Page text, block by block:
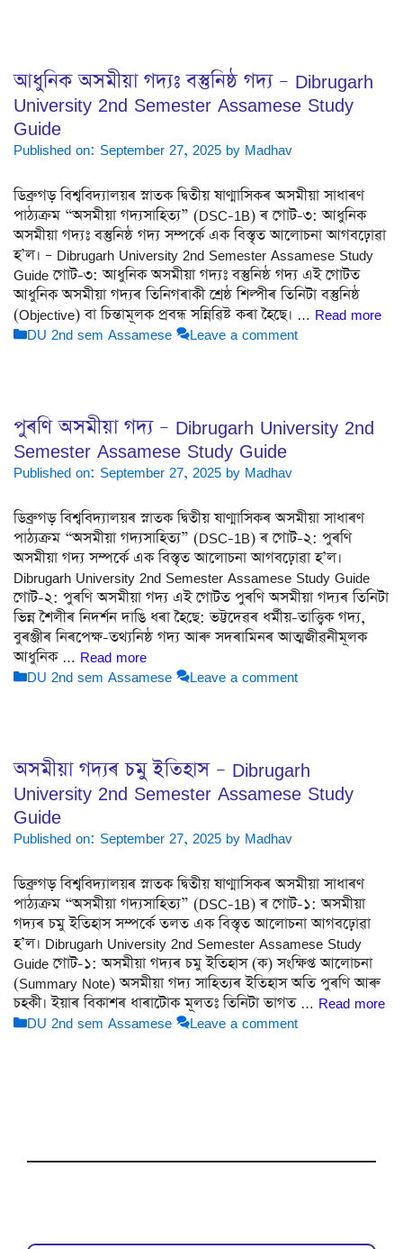
আধুনিক অসমীয়া গদ্যঃ বস্তুনিষ্ঠ গদ্য – Dibrugarh
University 2nd Semester Assamese Study
Guide
Published on: September 27, 2025 by Madhav
ডিব্ৰুগড় বিশ্ববিদ্যালয়ৰ স্নাতক দ্বিতীয় ষাণ্মাসিকৰ অসমীয়া সাধাৰণ
পাঠ্যক্ৰম “অসমীয়া গদ্যসাহিত্য” (DSC-1B) ৰ গোট-৩: আধুনিক
অসমীয়া গদ্যঃ বস্তুনিষ্ঠ গদ্য সম্পৰ্কে এক বিস্তৃত আলোচনা আগবঢ়োৱা
হ’ল। – Dibrugarh University 2nd Semester Assamese Study
Guide গোট-৩: আধুনিক অসমীয়া গদ্যঃ বস্তুনিষ্ঠ গদ্য এই গোটত
আধুনিক অসমীয়া গদ্যৰ তিনিগৰাকী শ্ৰেষ্ঠ শিল্পীৰ তিনিটা বস্তুনিষ্ঠ
(Objective) বা চিন্তামূলক প্ৰবন্ধ সন্নিৱিষ্ট কৰা হৈছে। … Read more
Categories
DU 2nd sem Assamese Leave a comment
পুৰণি অসমীয়া গদ্য – Dibrugarh University 2nd
Semester Assamese Study Guide
Published on: September 27, 2025 by Madhav
ডিব্ৰুগড় বিশ্ববিদ্যালয়ৰ স্নাতক দ্বিতীয় ষাণ্মাসিকৰ অসমীয়া সাধাৰণ
পাঠ্যক্ৰম “অসমীয়া গদ্যসাহিত্য” (DSC-1B) ৰ গোট-২: পুৰণি
অসমীয়া গদ্য সম্পৰ্কে এক বিস্তৃত আলোচনা আগবঢ়োৱা হ’ল।
Dibrugarh University 2nd Semester Assamese Study Guide
গোট-২: পুৰণি অসমীয়া গদ্য এই গোটত পুৰণি অসমীয়া গদ্যৰ তিনিটা
ভিন্ন শৈলীৰ নিদৰ্শন দাঙি ধৰা হৈছে: ভট্টদেৱৰ ধৰ্মীয়-তাত্ত্বিক গদ্য,
বুৰঞ্জীৰ নিৰপেক্ষ-তথ্যনিষ্ঠ গদ্য আৰু সদৰামিনৰ আত্মজীৱনীমূলক
আধুনিক … Read more
Categories
DU 2nd sem Assamese Leave a comment
অসমীয়া গদ্যৰ চমু ইতিহাস – Dibrugarh
University 2nd Semester Assamese Study
Guide
Published on: September 27, 2025 by Madhav
ডিব্ৰুগড় বিশ্ববিদ্যালয়ৰ স্নাতক দ্বিতীয় ষাণ্মাসিকৰ অসমীয়া সাধাৰণ
পাঠ্যক্ৰম “অসমীয়া গদ্যসাহিত্য” (DSC-1B) ৰ গোট-১: অসমীয়া
গদ্যৰ চমু ইতিহাস সম্পৰ্কে তলত এক বিস্তৃত আলোচনা আগবঢ়োৱা
হ’ল। Dibrugarh University 2nd Semester Assamese Study
Guide গোট-১: অসমীয়া গদ্যৰ চমু ইতিহাস (ক) সংক্ষিপ্ত আলোচনা
(Summary Note) অসমীয়া গদ্য সাহিত্যৰ ইতিহাস অতি পুৰণি আৰু
চহকী। ইয়াৰ বিকাশৰ ধাৰাটোক মূলতঃ তিনিটা ভাগত … Read more
Categories
DU 2nd sem Assamese Leave a comment